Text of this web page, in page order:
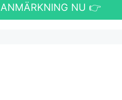
ANMÄRKNING NU 👉